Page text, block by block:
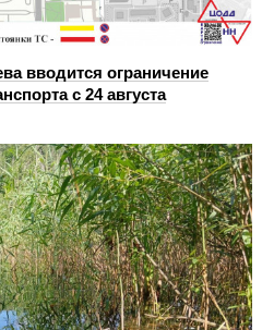
вводится ограничение
с 24 августа